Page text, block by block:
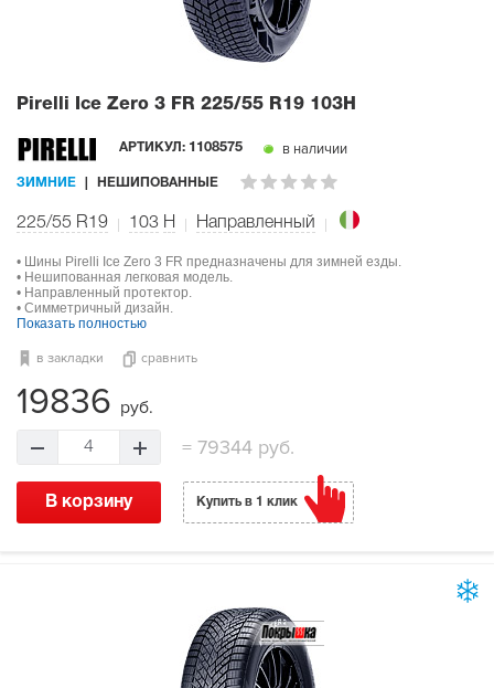
Pirelli Ice Zero 3 FR 225/55 R19 103H
АРТИКУЛ: 1108575 в наличии
ЗИМНИЕ НЕШИПОВАННЫЕ
225/55 R19 103 H Направленный
• Шины Pirelli Ice Zero 3 FR предназначены для зимней езды.
• Нешипованная легковая модель.
• Направленный протектор.
• Симметричный дизайн.
Показать полностью
в закладки сравнить
19836 руб.
4 =79344 руб.
В корзину Купить в 1 клик